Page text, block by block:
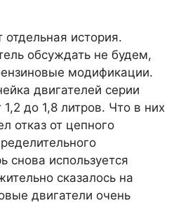
история.
обсуждать не будем,
модификации.
двигателей серии
до 1,8 литров. Что в них
отказ от цепного
снова используется
сказалось на
двигатели очень